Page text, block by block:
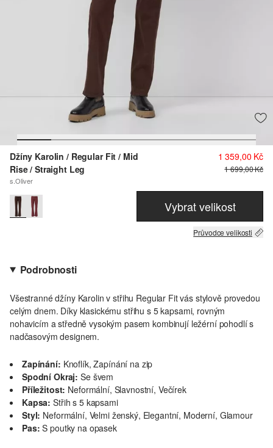
Džíny Karolin / Regular Fit / Mid
Rise / Straight Leg
s.Oliver
1 359,00 Kč
1 699,00 Kč
Vybrat velikost
Průvodce velikosti
Podrobnosti
Všestranné džíny Karolin v střihu Regular Fit vás stylově provedou
celým dnem. Díky klasickému střihu s 5 kapsami, rovným
nohavicím a středně vysokým pasem kombinují ležérní pohodlí s
nadčasovým designem.
Zapínání: Knoflík, Zapínání na zip
Spodní Okraj: Se švem
Příležitost: Neformální, Slavnostní, Večírek
Kapsa: Střih s 5 kapsami
Styl: Neformální, Velmi ženský, Elegantní, Moderní, Glamour
Pas: S poutky na opasek